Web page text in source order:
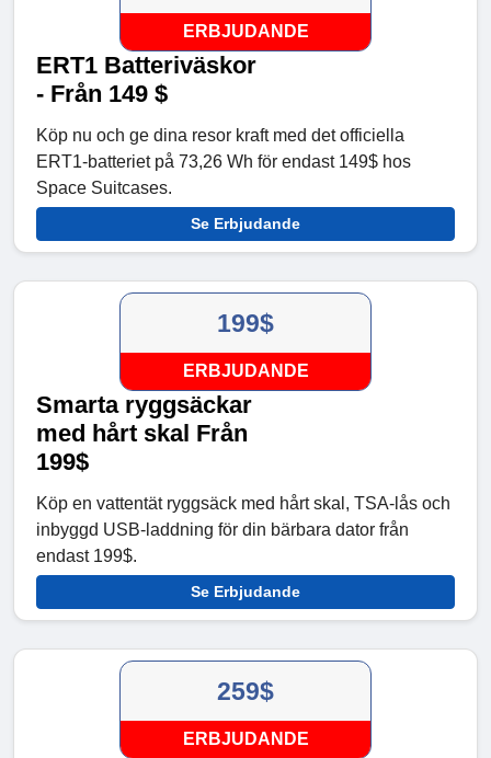
ERBJUDANDE
ERT1 Batteriväskor
- Från 149 $
Köp nu och ge dina resor kraft med det officiella
ERT1-batteriet på 73,26 Wh för endast 149$ hos
Space Suitcases.
Se Erbjudande
199$
ERBJUDANDE
Smarta ryggsäckar
med hårt skal Från
199$
Köp en vattentät ryggsäck med hårt skal, TSA-lås och
inbyggd USB-laddning för din bärbara dator från
endast 199$.
Se Erbjudande
259$
ERBJUDANDE